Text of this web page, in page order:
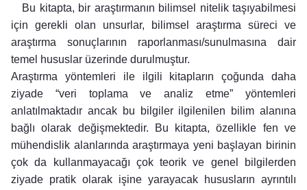
Bu kitapta, bir araştırmanın bilimsel nitelik taşıyabilmesi
için gerekli olan unsurlar, bilimsel araştırma süreci ve
araştırma sonuçlarının raporlanması/sunulmasına dair
temel hususlar üzerinde durulmuştur.
Araştırma yöntemleri ile ilgili kitapların çoğunda daha
ziyade “veri toplama ve analiz etme” yöntemleri
anlatılmaktadır ancak bu bilgiler ilgilenilen bilim alanına
bağlı olarak değişmektedir. Bu kitapta, özellikle fen ve
mühendislik alanlarında araştırmaya yeni başlayan birinin
çok da kullanmayacağı çok teorik ve genel bilgilerden
ziyade pratik olarak işine yarayacak hususların ayrıntılı